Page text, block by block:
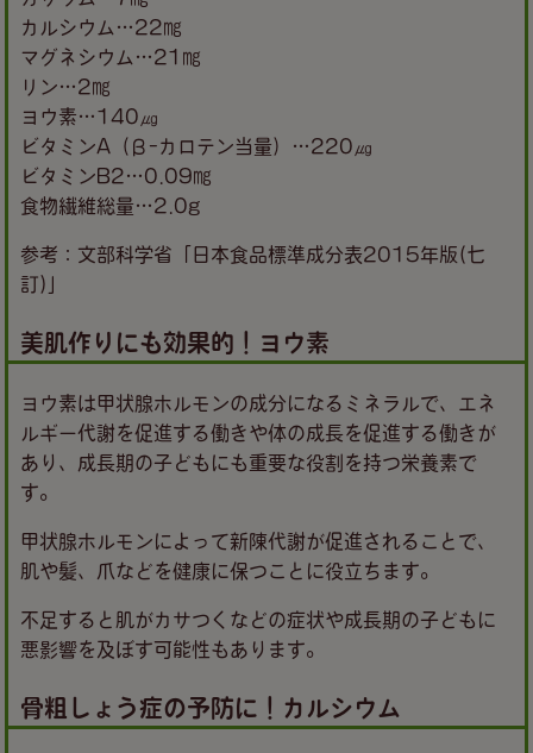
カルシウム…22㎎
マグネシウム…21㎎
リン…2㎎
ヨウ素…140㎍
ビタミンA（β-カロテン当量）…220㎍
ビタミンB2…0.09㎎
食物繊維総量…2.0g
参考：文部科学省「日本食品標準成分表2015年版(七
訂)」
美肌作りにも効果的！ヨウ素
ヨウ素は甲状腺ホルモンの成分になるミネラルで、エネ
ルギー代謝を促進する働きや体の成長を促進する働きが
あり、成長期の子どもにも重要な役割を持つ栄養素で
す。
甲状腺ホルモンによって新陳代謝が促進されることで、
肌や髪、爪などを健康に保つことに役立ちます。
不足すると肌がカサつくなどの症状や成長期の子どもに
悪影響を及ぼす可能性もあります。
骨粗しょう症の予防に！カルシウム